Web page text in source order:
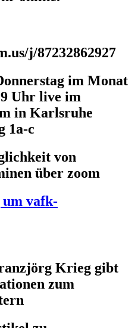
j/87232862927
im Monat
Uhr live im
in Karlsruhe
1a-c
von
über zoom
vafk-
Krieg gibt
zum